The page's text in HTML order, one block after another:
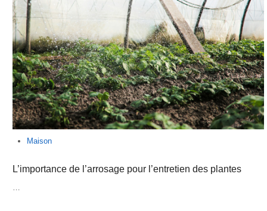
Maison
L’importance de l’arrosage pour l’entretien des plantes
…